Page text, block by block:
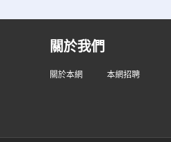
關於我們
關於本網 本網招聘